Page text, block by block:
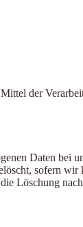
der
Daten
sofern
Löschung